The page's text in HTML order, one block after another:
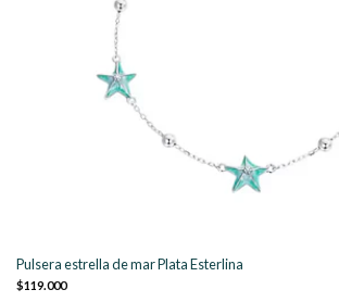
Pulsera estrella de mar Plata Esterlina
$119.000